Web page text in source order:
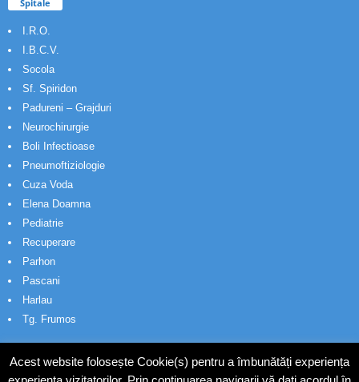
Spitale
I.R.O.
I.B.C.V.
Socola
Sf. Spiridon
Padureni – Grajduri
Neurochirurgie
Boli Infectioase
Pneumoftiziologie
Cuza Voda
Elena Doamna
Pediatrie
Recuperare
Parhon
Pascani
Harlau
Tg. Frumos
Acest website folosește Cookie(s) pentru a îmbunătăți experiența